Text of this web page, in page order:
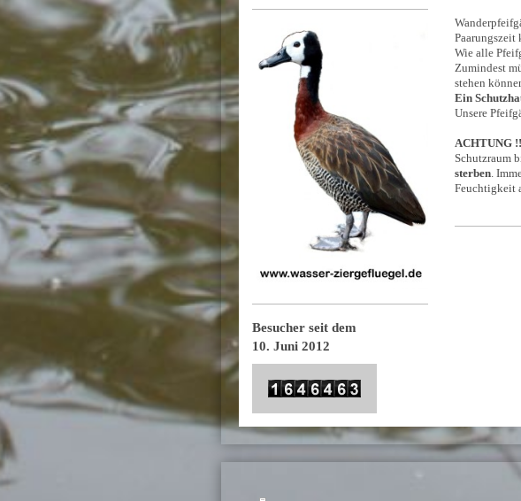
Paarungszeit
Wie alle
Zumindest
stehen
Ein
Unsere
ACHTUNG
Schutzraum
sterben .
Feuchtigkeit
Besucher seit dem
10. Juni 2012